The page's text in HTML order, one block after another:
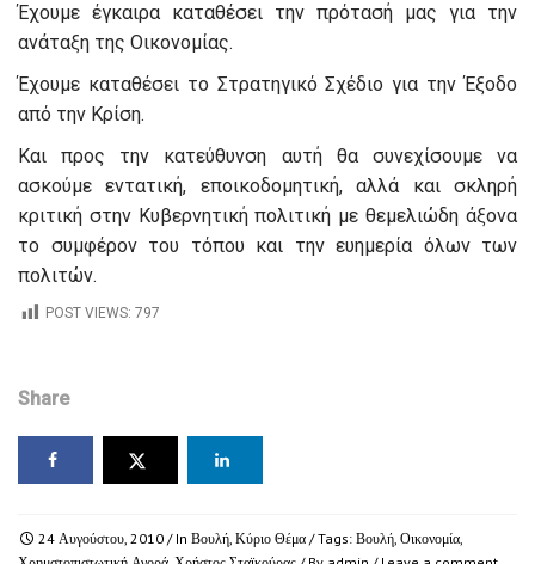
Έχουμε έγκαιρα καταθέσει την πρότασή μας για την
ανάταξη της Οικονομίας.
Έχουμε καταθέσει το Στρατηγικό Σχέδιο για την Έξοδο
από την Κρίση.
Και προς την κατεύθυνση αυτή θα συνεχίσουμε να
ασκούμε εντατική, εποικοδομητική, αλλά και σκληρή
κριτική στην Κυβερνητική πολιτική με θεμελιώδη άξονα
το συμφέρον του τόπου και την ευημερία όλων των
πολιτών.
POST VIEWS: 797
Share
24 Αυγούστου, 2010 / In Βουλή, Κύριο Θέμα / Tags: Βουλή, Οικονομία,